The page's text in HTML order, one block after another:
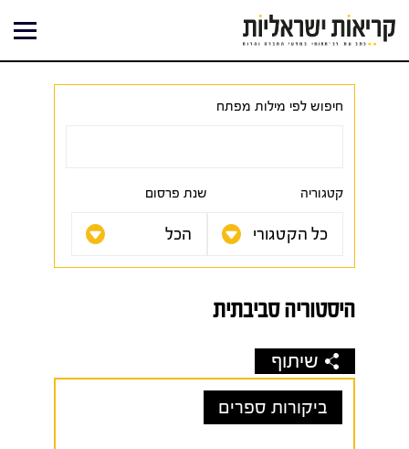
לתוכן
חיפוש לפי מילות מפתח
קטגוריה שנת פרסום
היסטוריה סביבתית
שיתוף
ביקורות ספרים